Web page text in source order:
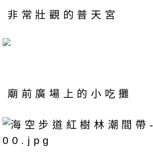
非常壯觀的普天宮
廟前廣場上的小吃攤